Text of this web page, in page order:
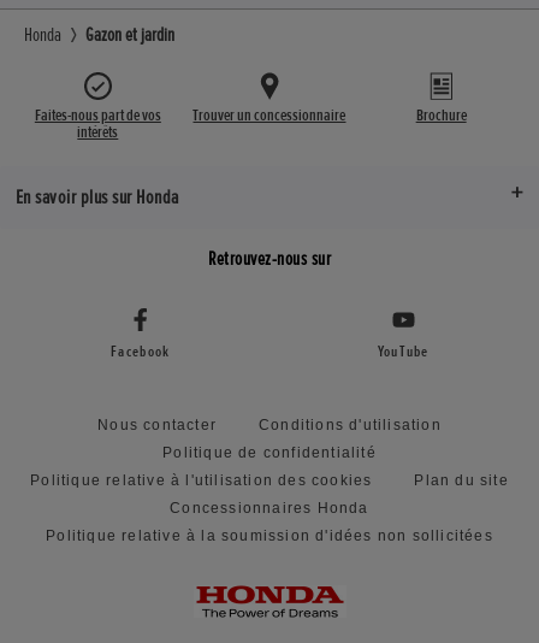
Honda Gazon et jardin
Faites-nous part de vos
intérêts
Trouver un concessionnaire Brochure
En savoir plus sur Honda
Retrouvez-nous sur
Facebook YouTube
Nous contacter
Conditions d'utilisation
Politique de confidentialité
Politique relative à l'utilisation des cookies
Plan du site
Concessionnaires Honda
Politique relative à la soumission d'idées non sollicitées